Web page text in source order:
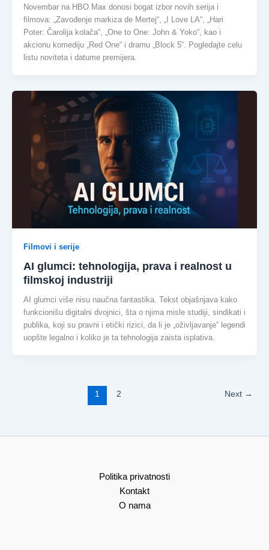
Novembar na HBO Max donosi bogat izbor novih serija i
filmova: „Zavođenje markiza de Mertej“, „I Love LA“, „Hari
Poter: Čarolija kolača“, „One to One: John & Yoko“, kao i
akcionu komediju „Red One“ i dramu „Block 5“. Pogledajte celu
listu noviteta i datume premijera.
Filmovi i serije
AI glumci: tehnologija, prava i realnost u
filmskoj industriji
AI glumci više nisu naučna fantastika. Tekst objašnjava kako
funkcionišu digitalni dvojnici, šta o njima misle studiji, sindikati i
publika, koji su pravni i etički rizici, da li je „oživljavanje“ legendi
uopšte legalno i koliko je ta tehnologija zaista isplativa.
1 2 Next →
Politika privatnosti
Kontakt
O nama